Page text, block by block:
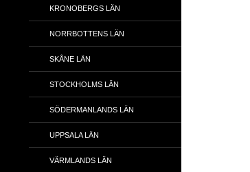
KRONOBERGS LÄN
NORRBOTTENS LÄN
SKÅNE LÄN
STOCKHOLMS LÄN
SÖDERMANLANDS LÄN
UPPSALA LÄN
VÄRMLANDS LÄN